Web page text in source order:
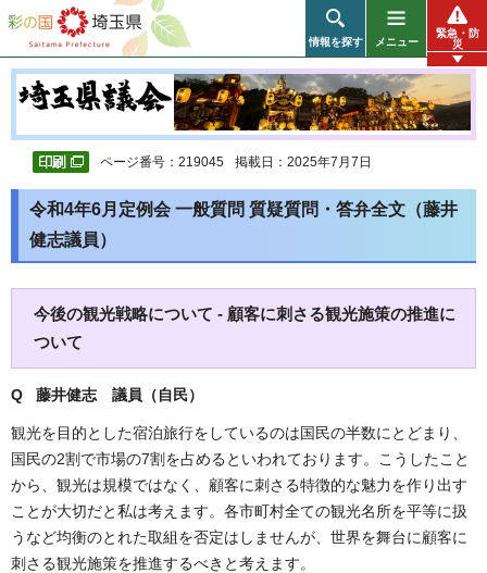
彩の国 埼玉県
情報を探す メニュー
緊急・防
災
ページ番号：219045 掲載日：2025年7月7日
令和4年6月定例会 一般質問 質疑質問・答弁全文（藤井
健志議員）
今後の観光戦略について - 顧客に刺さる観光施策の推進に
ついて
Q 藤井健志 議員（自民）
観光を目的とした宿泊旅行をしているのは国民の半数にとどまり、
国民の2割で市場の7割を占めるといわれております。こうしたこと
から、観光は規模ではなく、顧客に刺さる特徴的な魅力を作り出す
ことが大切だと私は考えます。各市町村全ての観光名所を平等に扱
うなど均衡のとれた取組を否定はしませんが、世界を舞台に顧客に
刺さる観光施策を推進するべきと考えます。